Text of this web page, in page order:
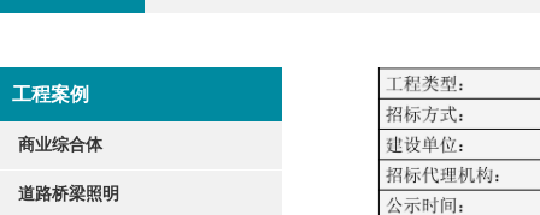
工程案例
商业综合体
道路桥梁照明